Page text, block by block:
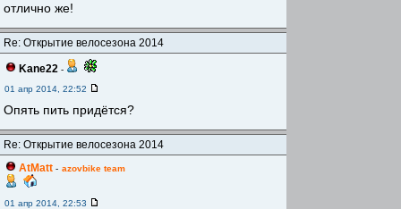
отлично же!
Re: Открытие велосезона 2014
Kane22 -
01 апр 2014, 22:52
Опять пить придётся?
Re: Открытие велосезона 2014
AtMatt - azovbike team
01 апр 2014, 22:53